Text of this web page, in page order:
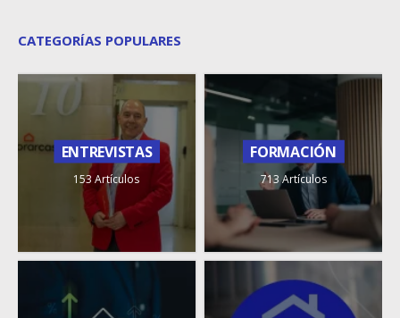
CATEGORÍAS POPULARES
ENTREVISTAS
153 Artículos
FORMACIÓN
713 Artículos